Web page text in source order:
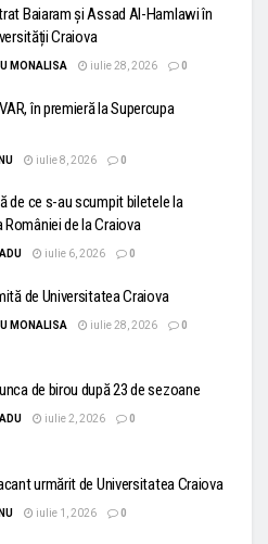
Baiaram și Assad Al-Hamlawi în
Craiova
MONALISA iulie 28, 2026 0
în premieră la Supercupa
iulie 8, 2026 0
de ce s-au scumpit biletele la
României de la Craiova
iulie 6, 2026 0
de Universitatea Craiova
MONALISA iulie 28, 2026 0
de birou după 23 de sezoane
iulie 2, 2026 0
urmărit de Universitatea Craiova
iulie 1, 2026 0